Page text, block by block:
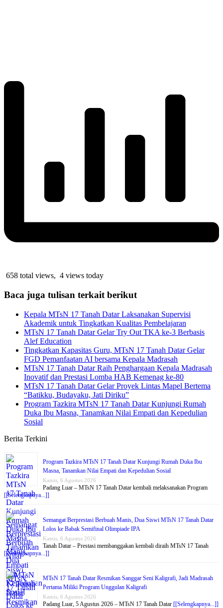
658 total views, 4 views today
Baca juga tulisan terkait berikut
Kepala MTsN 17 Tanah Datar Laksanakan Supervisi
Akademik untuk Tingkatkan Kualitas Pembelajaran
MTsN 17 Tanah Datar Gelar Try Out TKA ke-3 Berbasis
Alef Education
Tingkatkan Kapasitas Guru, MTsN 17 Tanah Datar Gelar
FGD Pemanfaatan AI bersama Kepala Madrasah
MTsN 17 Tanah Datar Raih Penghargaan Kepala Madrasah
Inovatif dan Prestasi Lomba HAB Kemenag ke-80
MTsN 17 Tanah Datar Gelar Proyek Lintas Mapel Bertema
“Batikku, Budayaku, Jati Diriku”
Program Tazkira MTsN 17 Tanah Datar Kunjungi Rumah
Duka Ibu Masna, Tanamkan Nilai Empati dan Kepedulian
Sosial
Berita Terkini
Program Tazkira MTsN 17 Tanah Datar Kunjungi Rumah Duka Ibu
Masna, Tanamkan Nilai Empati dan Kepedulian Sosial
Kamis, 6 Agustus 2026
Padang Luar – MTsN 17 Tanah Datar kembali melaksanakan Program
[[Selengkapnya...]]
Semangat Berprestasi Berbuah Manis, Dua Siswi MTsN 17 Tanah Datar
Lolos ke Babak Semifinal Olimpiade IPA
Kamis, 6 Agustus 2026
Tanah Datar – Prestasi membanggakan kembali diraih MTsN 17 Tanah
[[Selengkapnya...]]
MTsN 17 Tanah Datar Resmikan Sanggar Seni Kaligrafi, Jadi Madrasah
Pertama Miliki Program Unggulan Kaligrafi
Kamis, 6 Agustus 2026
Padang Luar, 5 Agustus 2026 – MTsN 17 Tanah Datar [[Selengkapnya...]]